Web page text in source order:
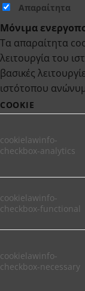
Απαραίτητα
Μόνιμα
Τα απαραίτητα
λειτουργία του
βασικές
ιστότοπου
COOKIE
cookielawinfo-
checkbox-analytics
cookielawinfo-
checkbox-functional
cookielawinfo-
checkbox-necessary